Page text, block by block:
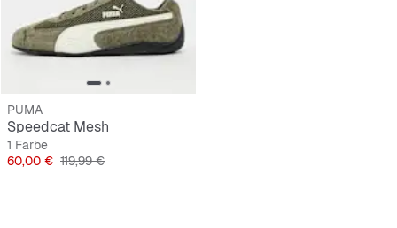
PUMA
Speedcat Mesh
1 Farbe
Preis
60,00 € Originalpreis
119,99 €